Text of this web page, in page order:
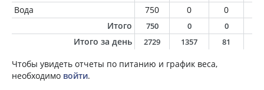
Вода 750 0 0
Итого
750 0 0
Итого за день 2729 1357 81
Чтобы увидеть отчеты по питанию и график веса,
необходимо войти.